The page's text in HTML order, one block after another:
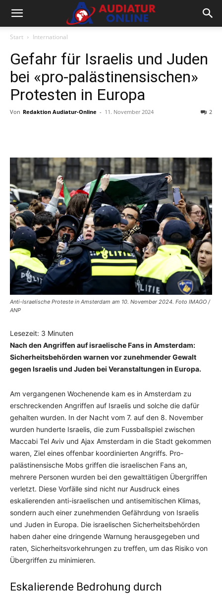
Start International
Gefahr für Israelis und Juden
bei «pro-palästinensischen»
Protesten in Europa
Von Redaktion Audiatur-Online - 11. November 2024 2
Anti-Israelische Proteste in Amsterdam am 10. November 2024. Foto IMAGO /
ANP
Lesezeit: 3 Minuten
Nach den Angriffen auf israelische Fans in Amsterdam:
Sicherheitsbehörden warnen vor zunehmender Gewalt
gegen Israelis und Juden bei Veranstaltungen in Europa.
Am vergangenen Wochenende kam es in Amsterdam zu
erschreckenden Angriffen auf Israelis und solche die dafür
gehalten wurden. In der Nacht vom 7. auf den 8. November
wurden hunderte Israelis, die zum Fussballspiel zwischen
Maccabi Tel Aviv und Ajax Amsterdam in die Stadt gekommen
waren, Ziel eines offenbar koordinierten Angriffs. Pro-
palästinensische Mobs griffen die israelischen Fans an,
mehrere Personen wurden bei den gewalttätigen Übergriffen
verletzt. Diese Vorfälle sind nicht nur Ausdruck eines
eskalierenden anti-israelischen und antisemitischen Klimas,
sondern auch einer zunehmenden Gefährdung von Israelis
und Juden in Europa. Die israelischen Sicherheitsbehörden
haben daher eine dringende Warnung herausgegeben und
raten, Sicherheitsvorkehrungen zu treffen, um das Risiko von
Übergriffen zu minimieren.
Eskalierende Bedrohung durch